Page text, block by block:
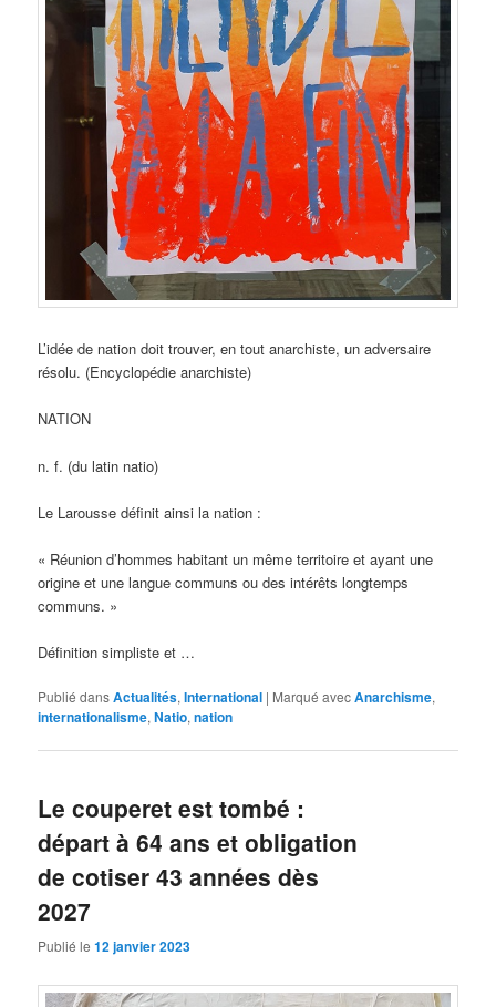
L’idée de nation doit trouver, en tout anarchiste, un adversaire
résolu. (Encyclopédie anarchiste)
NATION
n. f. (du latin natio)
Le Larousse définit ainsi la nation :
« Réunion d’hommes habitant un même territoire et ayant une
origine et une langue communs ou des intérêts longtemps
communs. »
Définition simpliste et …
Publié dansActualités,International | Marqué avecAnarchisme,
internationalisme,Natio,nation
Le couperet est tombé :
départ à 64 ans et obligation
de cotiser 43 années dès
2027
Publié le12 janvier 2023